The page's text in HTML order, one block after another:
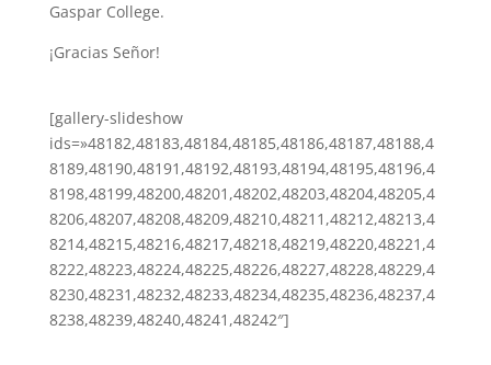
Gaspar College.
¡Gracias Señor!
[gallery-slideshow
ids=»48182,48183,48184,48185,48186,48187,48188,4
8189,48190,48191,48192,48193,48194,48195,48196,4
8198,48199,48200,48201,48202,48203,48204,48205,4
8206,48207,48208,48209,48210,48211,48212,48213,4
8214,48215,48216,48217,48218,48219,48220,48221,4
8222,48223,48224,48225,48226,48227,48228,48229,4
8230,48231,48232,48233,48234,48235,48236,48237,4
8238,48239,48240,48241,48242″]